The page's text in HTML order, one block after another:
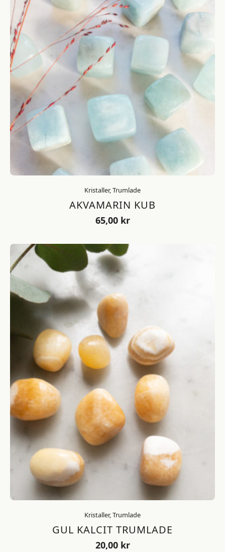
Kristaller, Trumlade
AKVAMARIN KUB
65,00 kr
Kristaller, Trumlade
GUL KALCIT TRUMLADE
20,00 kr